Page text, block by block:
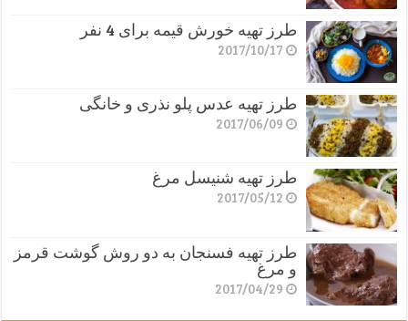
طرز تهیه خورش قیمه برای 4 نفر
2017/10/17
طرز تهیه عدس پلو نذری و خانگی
2017/06/09
طرز تهیه شنیسل مرغ
2017/05/12
طرز تهیه فسنجان به دو روش گوشت قرمز
و مرغ
2017/04/29